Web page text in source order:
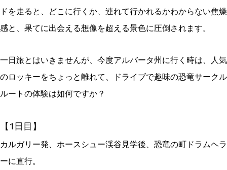
ドを走ると、どこに行くか、連れて行かれるかわからない焦燥
感と、果てに出会える想像を超える景色に圧倒されます。
一日旅とはいきませんが、今度アルバータ州に行く時は、人気
のロッキーをちょっと離れて、ドライブで趣味の恐竜サークル
ルートの体験は如何ですか？
【1日目】
カルガリー発、ホースシュー渓谷見学後、恐竜の町ドラムヘラ
ーに直行。